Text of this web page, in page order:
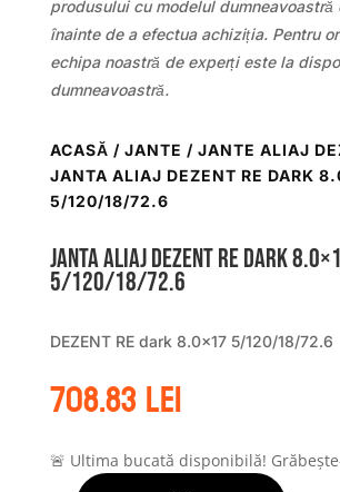
produsului cu modelul dumneavoastră
înainte de a efectua achiziția. Pentru
echipa noastră de experți este la
dumneavoastră.
ACASĂ / JANTE / JANTE ALIAJ
JANTA ALIAJ DEZENT RE DARK
5/120/18/72.6
Janta aliaj DEZENT RE dark
5/120/18/72.6
DEZENT RE dark 8.0×17 5/120/18/72.6
708.83lei
🚨 Ultima bucată disponibilă!